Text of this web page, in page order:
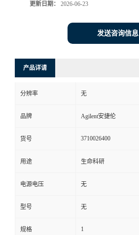
更新日期： 2026-06-23
发送咨询信息
产品详请
分辨率 无
品牌 Agilent安捷伦
货号 3710026400
用途 生命科研
电源电压 无
型号 无
规格 1